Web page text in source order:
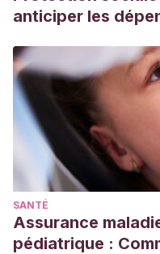
anticiper les
SANTÉ
Assurance
pédiatrique :